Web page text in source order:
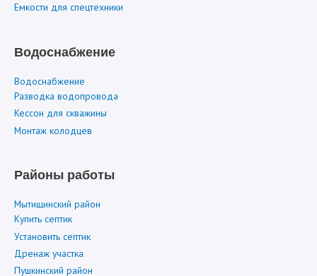
Емкости для спецтехники
Водоснабжение
Водоснабжение
Разводка водопровода
Кессон для скважины
Монтаж колодцев
Районы работы
Мытищинский район
Купить септик
Установить септик
Дренаж участка
Пушкинский район